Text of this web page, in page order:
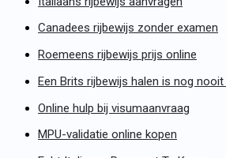
Canadees rijbewijs zonder examen
Roemeens rijbewijs prijs online
Een Brits rijbewijs halen is nog
Online hulp bij visumaanvraag
MPU-validatie online kopen